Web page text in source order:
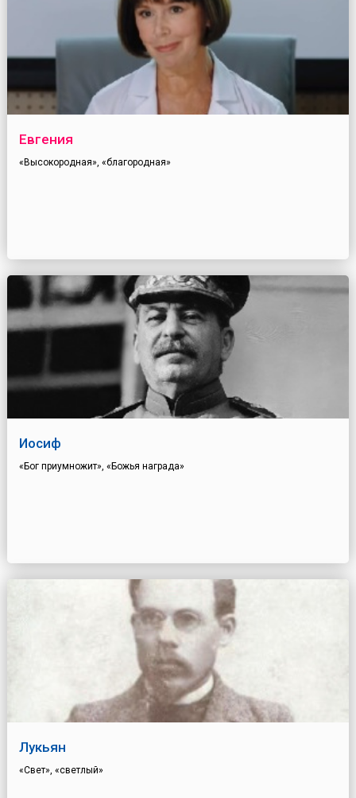
Евгения
«Высокородная», «благородная»
Иосиф
«Бог приумножит», «Божья награда»
Лукьян
«Свет», «светлый»